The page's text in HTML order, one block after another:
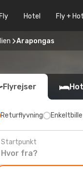
Fly Hotel Fly +
Arapongas
Flyrejser
Returflyvning
Startpunkt